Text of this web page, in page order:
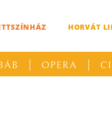
HORVÁT
OPERA